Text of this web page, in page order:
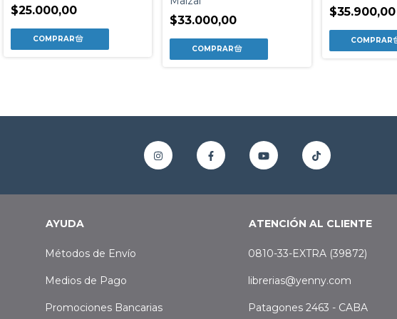
$25.000,00
$33.000,00
$35.900,00
AYUDA
Métodos de Envío
Medios de Pago
Promociones Bancarias
ATENCIÓN AL CLIENTE
0810-33-EXTRA (39872)
librerias@yenny.com
Patagones 2463 - CABA